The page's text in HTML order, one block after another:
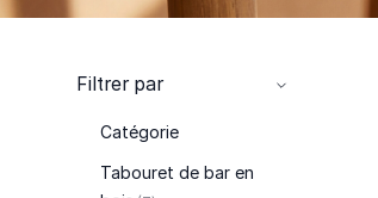
Filtrer par
Catégorie
Tabouret de bar en